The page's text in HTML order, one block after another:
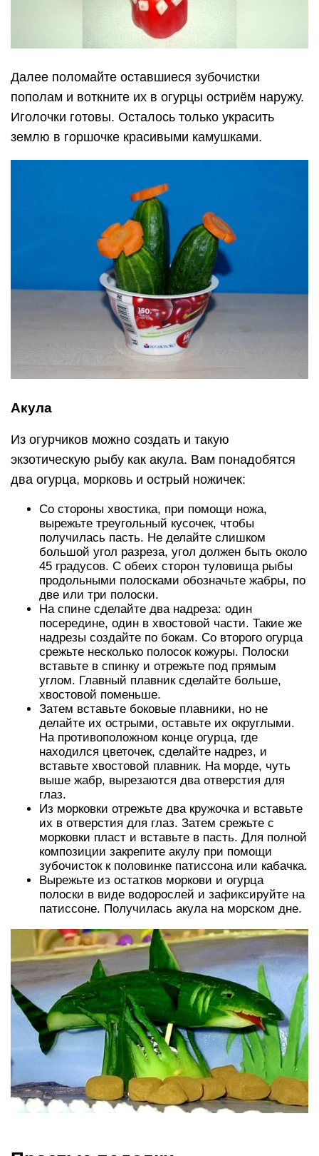
Далее поломайте оставшиеся зубочистки
пополам и воткните их в огурцы остриём наружу.
Иголочки готовы. Осталось только украсить
землю в горшочке красивыми камушками.
Акула
Из огурчиков можно создать и такую
экзотическую рыбу как акула. Вам понадобятся
два огурца, морковь и острый ножичек:
Со стороны хвостика, при помощи ножа,
вырежьте треугольный кусочек, чтобы
получилась пасть. Не делайте слишком
большой угол разреза, угол должен быть около
45 градусов. С обеих сторон туловища рыбы
продольными полосками обозначьте жабры, по
две или три полоски.
На спине сделайте два надреза: один
посередине, один в хвостовой части. Такие же
надрезы создайте по бокам. Со второго огурца
срежьте несколько полосок кожуры. Полоски
вставьте в спинку и отрежьте под прямым
углом. Главный плавник сделайте больше,
хвостовой поменьше.
Затем вставьте боковые плавники, но не
делайте их острыми, оставьте их округлыми.
На противоположном конце огурца, где
находился цветочек, сделайте надрез, и
вставьте хвостовой плавник. На морде, чуть
выше жабр, вырезаются два отверстия для
глаз.
Из морковки отрежьте два кружочка и вставьте
их в отверстия для глаз. Затем срежьте с
морковки пласт и вставьте в пасть. Для полной
композиции закрепите акулу при помощи
зубочисток к половинке патиссона или кабачка.
Вырежьте из остатков моркови и огурца
полоски в виде водорослей и зафиксируйте на
патиссоне. Получилась акула на морском дне.